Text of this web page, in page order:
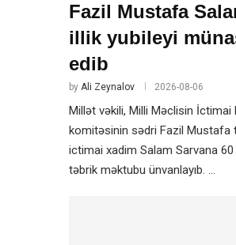
Fazil Mustafa
illik yubileyi
edib
by Ali Zeynalov 2026-08-06
Millət vəkili, Milli Məclisin
komitəsinin sədri Fazil Mustafa
ictimai xadim Salam Sarvana
təbrik məktubu ünvanlayıb. …